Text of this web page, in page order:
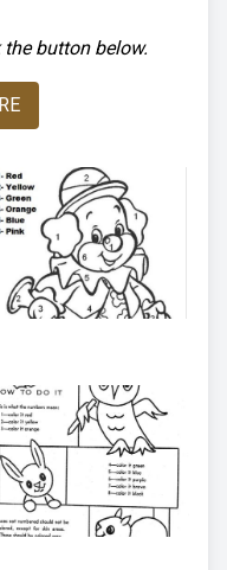
button below.